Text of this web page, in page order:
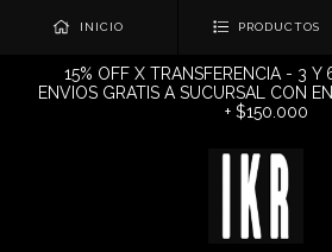
INICIO PRODUCTOS
15% OFF X TRANSFERENCIA - 3 Y
ENVIOS GRATIS A SUCURSAL CON
+ $150.000